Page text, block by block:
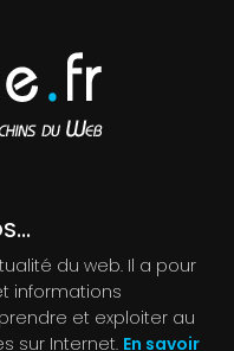
du web. Il a pour
informations
et exploiter au
sur Internet. En savoir